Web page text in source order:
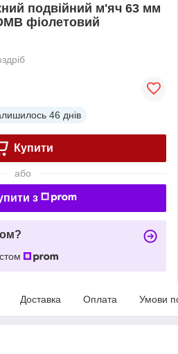
подвійний м'яч 63 мм
фіолетовий
46 днів
Купити
або
з
Доставка Оплата Умови